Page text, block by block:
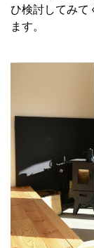
ひ検討してみて
ます。